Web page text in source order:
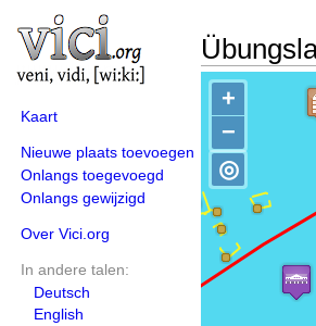
Kaart
Nieuwe plaats toevoegen
Onlangs toegevoegd
Onlangs gewijzigd
Over Vici.org
In andere talen:
Deutsch
English
+
−
◎